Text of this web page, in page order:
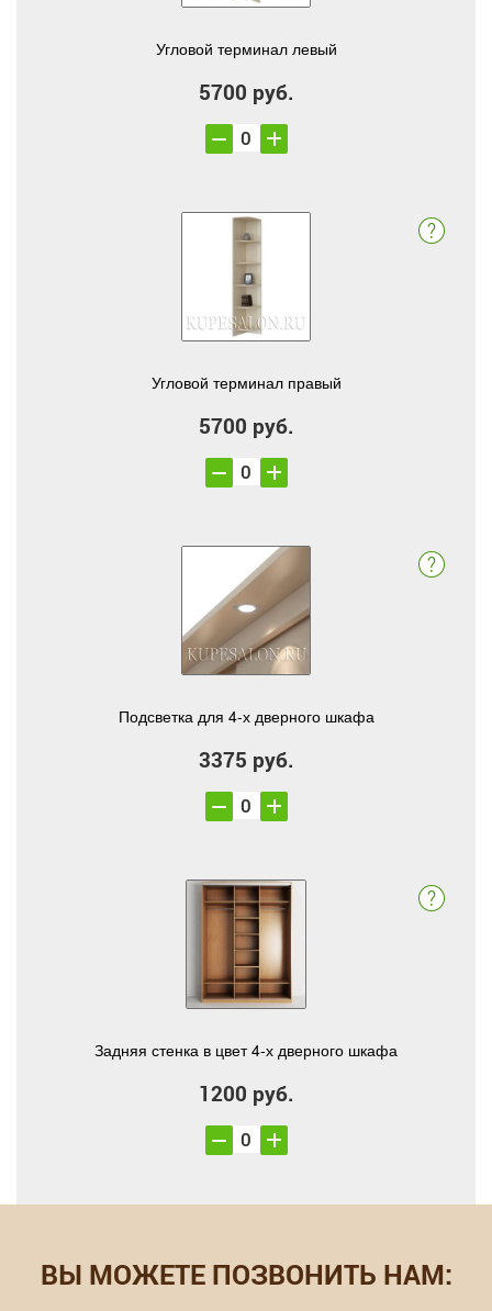
Угловой терминал левый
5700 руб.
Угловой терминал правый
5700 руб.
Подсветка для 4-х дверного шкафа
3375 руб.
Задняя стенка в цвет 4-х дверного шкафа
1200 руб.
ВЫ МОЖЕТЕ ПОЗВОНИТЬ НАМ: